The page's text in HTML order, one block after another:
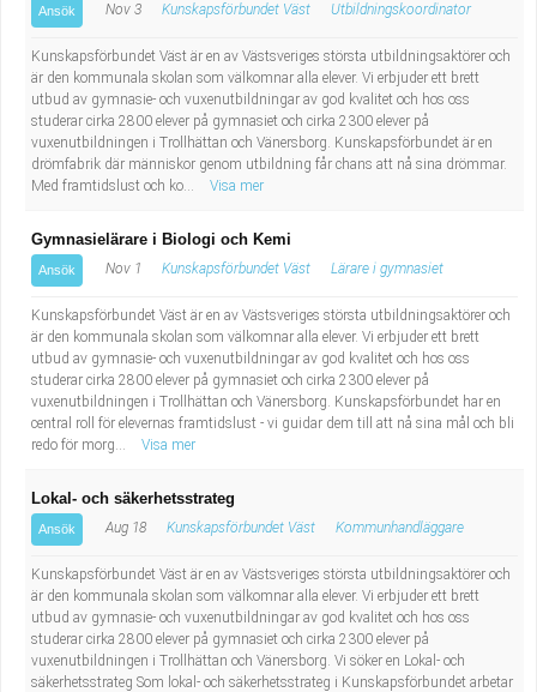
Ansök Nov 3 Kunskapsförbundet Väst Utbildningskoordinator
Kunskapsförbundet Väst är en av Västsveriges största utbildningsaktörer och
är den kommunala skolan som välkomnar alla elever. Vi erbjuder ett brett
utbud av gymnasie- och vuxenutbildningar av god kvalitet och hos oss
studerar cirka 2800 elever på gymnasiet och cirka 2300 elever på
vuxenutbildningen i Trollhättan och Vänersborg. Kunskapsförbundet är en
drömfabrik där människor genom utbildning får chans att nå sina drömmar.
Med framtidslust och ko...
Visa mer
Gymnasielärare i Biologi och Kemi
Ansök Nov 1 Kunskapsförbundet Väst Lärare i gymnasiet
Kunskapsförbundet Väst är en av Västsveriges största utbildningsaktörer och
är den kommunala skolan som välkomnar alla elever. Vi erbjuder ett brett
utbud av gymnasie- och vuxenutbildningar av god kvalitet och hos oss
studerar cirka 2800 elever på gymnasiet och cirka 2300 elever på
vuxenutbildningen i Trollhättan och Vänersborg. Kunskapsförbundet har en
central roll för elevernas framtidslust - vi guidar dem till att nå sina mål och bli
redo för morg...
Visa mer
Lokal- och säkerhetsstrateg
Ansök Aug 18 Kunskapsförbundet Väst Kommunhandläggare
Kunskapsförbundet Väst är en av Västsveriges största utbildningsaktörer och
är den kommunala skolan som välkomnar alla elever. Vi erbjuder ett brett
utbud av gymnasie- och vuxenutbildningar av god kvalitet och hos oss
studerar cirka 2800 elever på gymnasiet och cirka 2300 elever på
vuxenutbildningen i Trollhättan och Vänersborg. Vi söker en Lokal- och
säkerhetsstrateg Som lokal- och säkerhetsstrateg i Kunskapsförbundet arbetar